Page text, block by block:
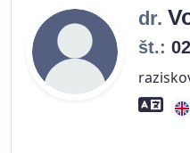
dr.
št.: